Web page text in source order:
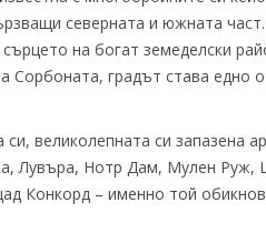
северната и южната
на богат земеделски
Сорбоната, градът става едно
великолепната си запазена
Лувъра, Нотр Дам, Мулен Руж,
Конкорд – именно той